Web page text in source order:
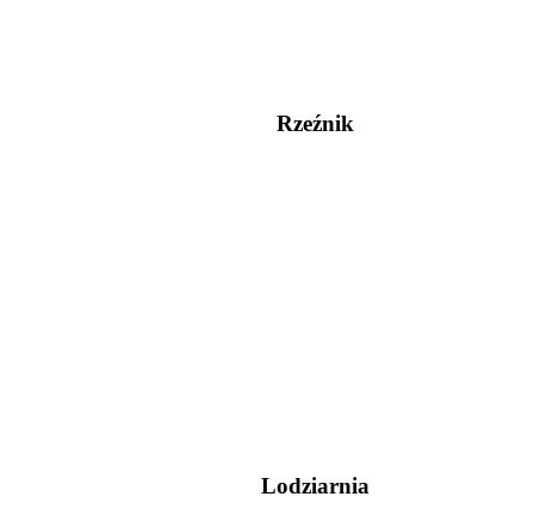
Rzeźnik
Lodziarnia